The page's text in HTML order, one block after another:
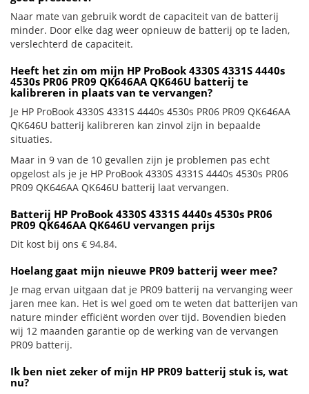
Naar mate van gebruik wordt de capaciteit van de batterij
minder. Door elke dag weer opnieuw de batterij op te laden,
verslechterd de capaciteit.
Heeft het zin om mijn HP ProBook 4330S 4331S 4440s
4530s PR06 PR09 QK646AA QK646U batterij te
kalibreren in plaats van te vervangen?
Je HP ProBook 4330S 4331S 4440s 4530s PR06 PR09 QK646AA
QK646U batterij kalibreren kan zinvol zijn in bepaalde
situaties.
Maar in 9 van de 10 gevallen zijn je problemen pas echt
opgelost als je je HP ProBook 4330S 4331S 4440s 4530s PR06
PR09 QK646AA QK646U batterij laat vervangen.
Batterij HP ProBook 4330S 4331S 4440s 4530s PR06
PR09 QK646AA QK646U vervangen prijs
Dit kost bij ons € 94.84.
Hoelang gaat mijn nieuwe PR09 batterij weer mee?
Je mag ervan uitgaan dat je PR09 batterij na vervanging weer
jaren mee kan. Het is wel goed om te weten dat batterijen van
nature minder efficiënt worden over tijd. Bovendien bieden
wij 12 maanden garantie op de werking van de vervangen
PR09 batterij.
Ik ben niet zeker of mijn HP PR09 batterij stuk is, wat
nu?